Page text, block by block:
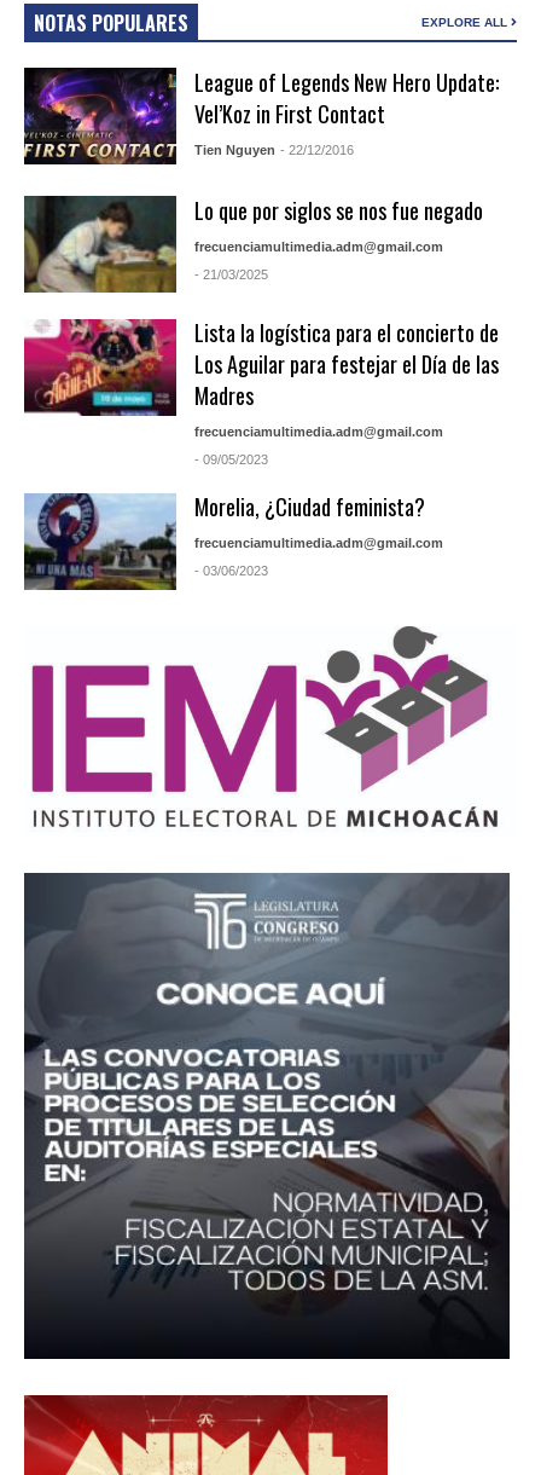
NOTAS POPULARES EXPLORE ALL
League of Legends New Hero Update:
Vel’Koz in First Contact
Tien Nguyen - 22/12/2016
Lo que por siglos se nos fue negado
frecuenciamultimedia.adm@gmail.com
- 21/03/2025
Lista la logística para el concierto de
Los Aguilar para festejar el Día de las
Madres
frecuenciamultimedia.adm@gmail.com
- 09/05/2023
Morelia, ¿Ciudad feminista?
frecuenciamultimedia.adm@gmail.com
- 03/06/2023